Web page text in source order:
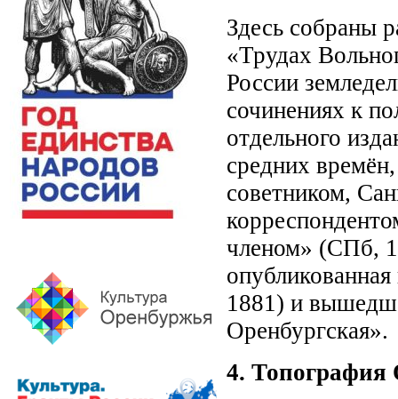
Здесь собраны
«Трудах
России
сочинениях к
отдельного
средних
советником,
членом» (СПб,
1881) и
Оренбургская».
4. Топография